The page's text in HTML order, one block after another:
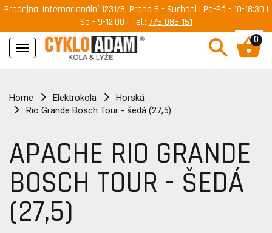
Prodejna: Internacionální 1231/8, Praha 6 - Suchdol | Po-Pá - 10-18:30 |
So - 9-12:00 | Tel.: 775 085 151
Navigace
0
Home Elektrokola
Horská
Rio Grande Bosch Tour - šedá (27,5)
APACHE RIO GRANDE
BOSCH TOUR - ŠEDÁ
(27,5)